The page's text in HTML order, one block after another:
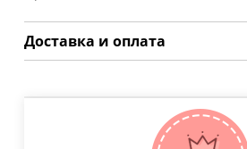
Доставка и оплата